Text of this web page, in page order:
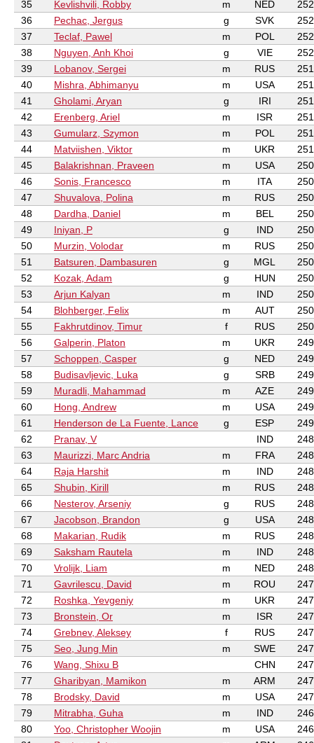
35 Kevlishvili, Robby m NED
36
Pechac, Jergus g SVK
37
Teclaf, Pawel m POL
38
Nguyen, Anh Khoi g VIE
39
Lobanov, Sergei m RUS
40
Mishra, Abhimanyu m USA
41
Gholami, Aryan g IRI
42
Erenberg, Ariel m ISR
43
Gumularz, Szymon m POL
44
Matviishen, Viktor m UKR
45
Balakrishnan, Praveen m USA
46
Sonis, Francesco m ITA
47
Shuvalova, Polina m RUS
48
Dardha, Daniel m BEL
49
Iniyan, P g IND
50
Murzin, Volodar m RUS
51
Batsuren, Dambasuren g MGL
52
Kozak, Adam g HUN
53
Arjun Kalyan m IND
54
Blohberger, Felix m AUT
55
Fakhrutdinov, Timur f RUS
56
Galperin, Platon m UKR
57
Schoppen, Casper g NED
58
Budisavljevic, Luka g SRB
59
Muradli, Mahammad m AZE
60
Hong, Andrew m USA
61
Henderson de La Fuente, Lance g ESP
62
Pranav, V IND
63
Maurizzi, Marc Andria m FRA
64
Raja Harshit m IND
65
Shubin, Kirill m RUS
66
Nesterov, Arseniy g RUS
67
Jacobson, Brandon g USA
68
Makarian, Rudik m RUS
69
Saksham Rautela m IND
70
Vrolijk, Liam m NED
71
Gavrilescu, David m ROU
72
Roshka, Yevgeniy m UKR
73
Bronstein, Or m ISR
74
Grebnev, Aleksey f RUS
75
Seo, Jung Min m SWE
76
Wang, Shixu B CHN
77
Gharibyan, Mamikon m ARM
78
Brodsky, David m USA
79
Mitrabha, Guha m IND
80
Yoo, Christopher Woojin m USA